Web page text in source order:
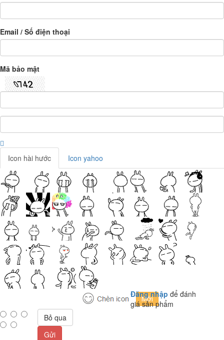
Email / Số điện thoại
Mã bảo mật
Icon hài hước Icon yahoo
Đăng nhập để đánh
giá sản phẩm
Bỏ qua
Gửi